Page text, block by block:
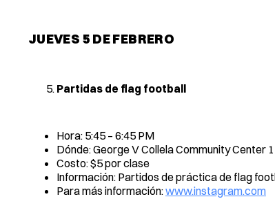
JUEVES 5 DE FEBRERO
Partidas de flag football
Hora: 5:45 – 6:45 PM
Dónde: George V Collela Community Center
Costo: $5 por clase
Información: Partidos de práctica de flag
Para más información:www.instagram.com